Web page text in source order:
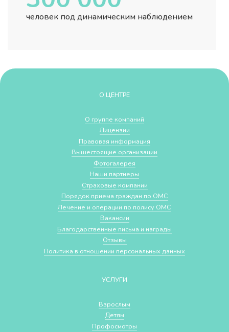
человек под динамическим наблюдением
О ЦЕНТРЕ
О группе компаний
Лицензии
Правовая информация
Вышестоящие организации
Фотогалерея
Наши партнеры
Страховые компании
Порядок приема граждан по ОМС
Лечение и операции по полису ОМС
Вакансии
Благодарственные письма и награды
Отзывы
Политика в отношении персональных данных
УСЛУГИ
Взрослым
Детям
Профосмотры